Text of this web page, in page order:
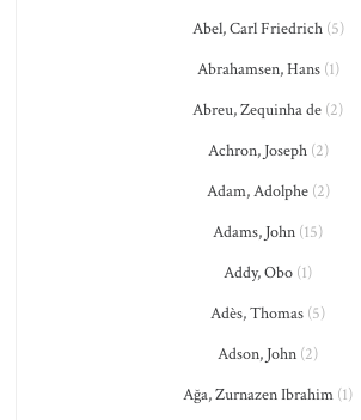
Abel, Carl Friedrich(5)
Abrahamsen, Hans(1)
Abreu, Zequinha de (2)
Achron, Joseph(2)
Adam, Adolphe(2)
Adams, John (15)
Addy, Obo (1)
Adès, Thomas (5)
Adson, John (2)
Ağa, Zurnazen Ibrahim (1)